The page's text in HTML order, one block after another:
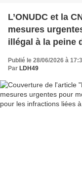
L’ONUDC et la
mesures
illégal à la peine
Publié le 28/06/2026 à
Par LDH49